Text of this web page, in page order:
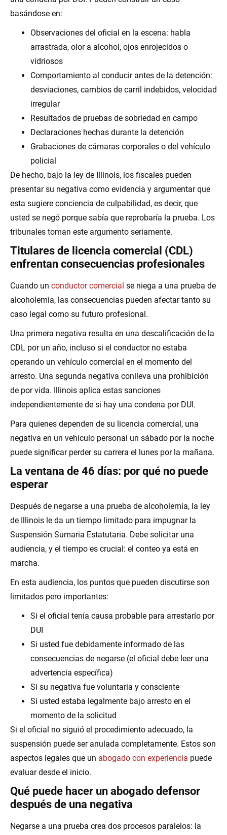
basándose en:
Observaciones del oficial en la escena: habla
arrastrada, olor a alcohol, ojos enrojecidos o
vidriosos
Comportamiento al conducir antes de la detención:
desviaciones, cambios de carril indebidos, velocidad
irregular
Resultados de pruebas de sobriedad en campo
Declaraciones hechas durante la detención
Grabaciones de cámaras corporales o del vehículo
policial
De hecho, bajo la ley de Illinois, los fiscales pueden
presentar su negativa como evidencia y argumentar que
esta sugiere conciencia de culpabilidad, es decir, que
usted se negó porque sabía que reprobaría la prueba. Los
tribunales toman este argumento seriamente.
Titulares de licencia comercial (CDL)
enfrentan consecuencias profesionales
Cuando un conductor comercial se niega a una prueba de
alcoholemia, las consecuencias pueden afectar tanto su
caso legal como su futuro profesional.
Una primera negativa resulta en una descalificación de la
CDL por un año, incluso si el conductor no estaba
operando un vehículo comercial en el momento del
arresto. Una segunda negativa conlleva una prohibición
de por vida. Illinois aplica estas sanciones
independientemente de si hay una condena por DUI.
Para quienes dependen de su licencia comercial, una
negativa en un vehículo personal un sábado por la noche
puede significar perder su carrera el lunes por la mañana.
La ventana de 46 días: por qué no puede
esperar
Después de negarse a una prueba de alcoholemia, la ley
de Illinois le da un tiempo limitado para impugnar la
Suspensión Sumaria Estatutaria. Debe solicitar una
audiencia, y el tiempo es crucial: el conteo ya está en
marcha.
En esta audiencia, los puntos que pueden discutirse son
limitados pero importantes:
Si el oficial tenía causa probable para arrestarlo por
DUI
Si usted fue debidamente informado de las
consecuencias de negarse (el oficial debe leer una
advertencia específica)
Si su negativa fue voluntaria y consciente
Si usted estaba legalmente bajo arresto en el
momento de la solicitud
Si el oficial no siguió el procedimiento adecuado, la
suspensión puede ser anulada completamente. Estos son
aspectos legales que un abogado con experiencia puede
evaluar desde el inicio.
Qué puede hacer un abogado defensor
después de una negativa
Negarse a una prueba crea dos procesos paralelos: la